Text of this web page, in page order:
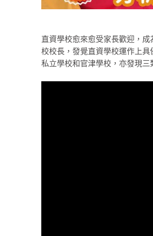
直資學校愈來愈受家長歡迎，
校校長，發覺直資學校運作上
私立學校和官津學校，亦發現